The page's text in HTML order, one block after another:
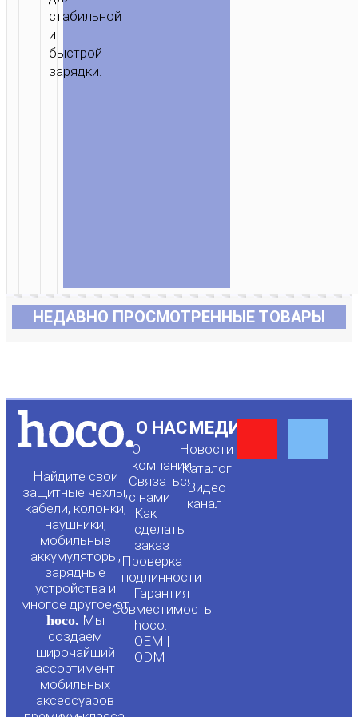
стабильной
и
быстрой
зарядки.
НЕДАВНО ПРОСМОТРЕННЫЕ ТОВАРЫ
Найдите свои
защитные чехлы,
кабели, колонки,
наушники,
мобильные
аккумуляторы,
зарядные
устройства и
многое другое от
hoco. Мы
создаем
широчайший
ассортимент
мобильных
аксессуаров
О НАС
О
компании
Связаться
с нами
Как
сделать
заказ
Проверка
подлинности
Гарантия
Совместимость
hoco.
OEM |
ODM
МЕДИА
Новости
Каталог
Видео
канал